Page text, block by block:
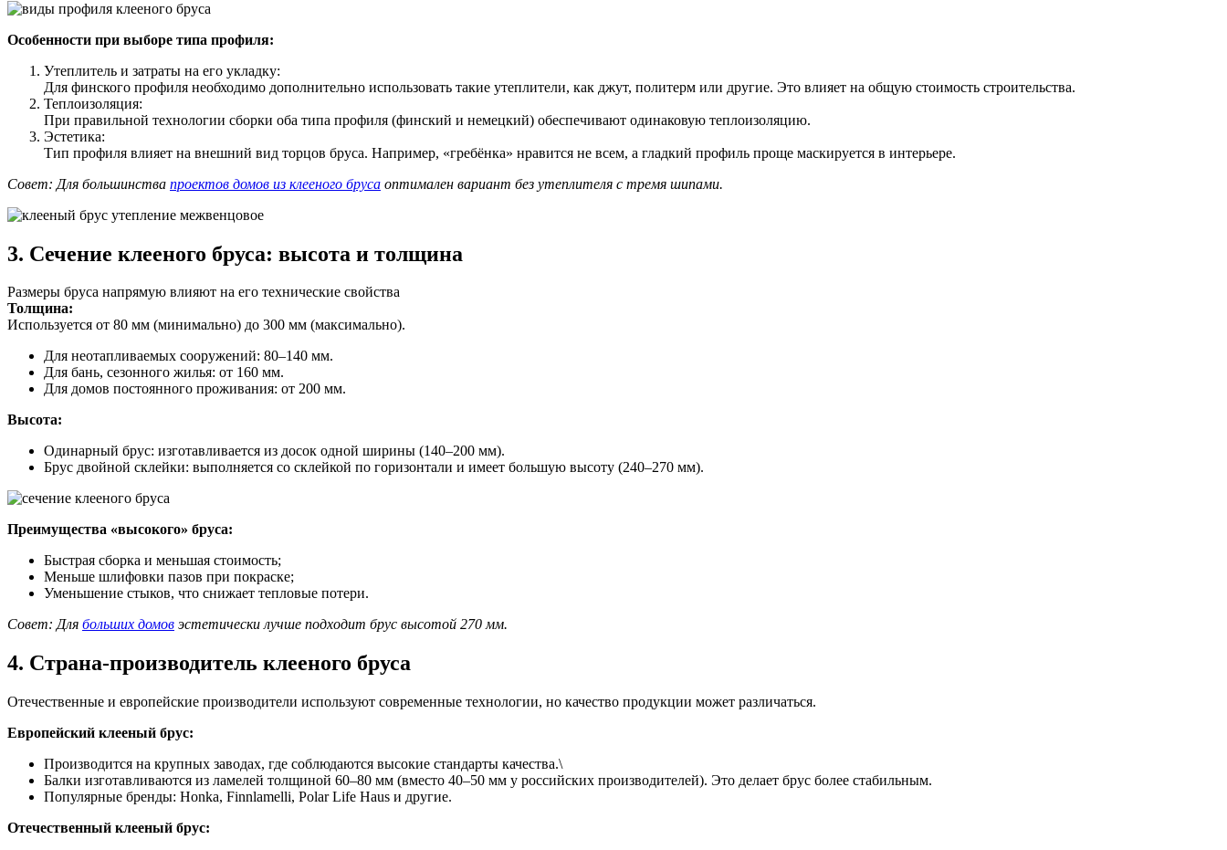
Особенности при выборе типа профиля:
Утеплитель и затраты на его укладку:
Для финского профиля необходимо дополнительно использовать такие утеплители, как джут, политерм или другие. Это влияет на общую стоимость строительства.
Теплоизоляция:
При правильной технологии сборки оба типа профиля (финский и немецкий) обеспечивают одинаковую теплоизоляцию.
Эстетика:
Тип профиля влияет на внешний вид торцов бруса. Например, «гребёнка» нравится не всем, а гладкий профиль проще маскируется в интерьере.
Совет: Для большинства проектов домов из клееного бруса оптимален вариант без утеплителя с тремя шипами.
3. Сечение клееного бруса: высота и толщина
Размеры бруса напрямую влияют на его технические свойства
Толщина:
Используется от 80 мм (минимально) до 300 мм (максимально).
Для неотапливаемых сооружений: 80–140 мм.
Для бань, сезонного жилья: от 160 мм.
Для домов постоянного проживания: от 200 мм.
Высота:
Одинарный брус: изготавливается из досок одной ширины (140–200 мм).
Брус двойной склейки: выполняется со склейкой по горизонтали и имеет большую высоту (240–270 мм).
Преимущества «высокого» бруса:
Быстрая сборка и меньшая стоимость;
Меньше шлифовки пазов при покраске;
Уменьшение стыков, что снижает тепловые потери.
Совет: Для больших домов эстетически лучше подходит брус высотой 270 мм.
4. Страна-производитель клееного бруса
Отечественные и европейские производители используют современные технологии, но качество продукции может различаться.
Европейский клееный брус:
Производится на крупных заводах, где соблюдаются высокие стандарты качества.\
Балки изготавливаются из ламелей толщиной 60–80 мм (вместо 40–50 мм у российских производителей). Это делает брус более стабильным.
Популярные бренды: Honka, Finnlamelli, Polar Life Haus и другие.
Отечественный клееный брус: